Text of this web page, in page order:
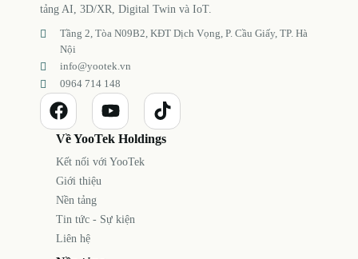
tảng AI, 3D/XR, Digital Twin và IoT.
Tầng 2, Tòa N09B2, KĐT Dịch Vọng, P. Cầu Giấy, TP. Hà
Nội
info@yootek.vn
0964 714 148
Về YooTek Holdings
Kết nối với YooTek
Giới thiệu
Nền tảng
Tin tức - Sự kiện
Liên hệ